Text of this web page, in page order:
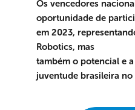
Os vencedores
oportunidade de
em 2023,
Robotics, mas
também o potencial e
juventude brasileira